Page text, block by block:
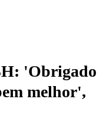
'Obrigado
melhor',